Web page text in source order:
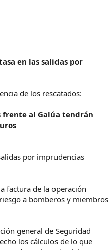
en las salidas por
de los rescatados:
frente al Galúa tendrán
factura de la operación
a bomberos y miembros
general de Seguridad
los cálculos de lo que